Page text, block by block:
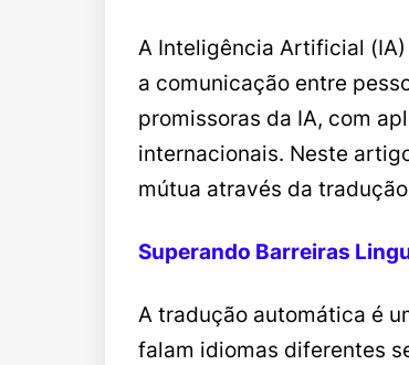
A Inteligência Artificial
a comunicação entre
promissoras da IA, com
internacionais. Neste
mútua através da
Superando Barreiras
A tradução automática é
falam idiomas diferentes